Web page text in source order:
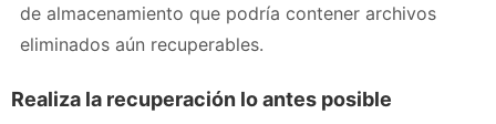
de almacenamiento que podría contener archivos
eliminados aún recuperables.
Realiza la recuperación lo antes posible